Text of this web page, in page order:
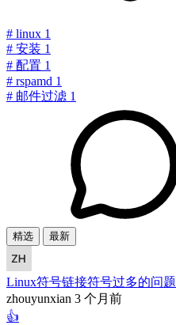
# linux 1
# 安装 1
# 配置 1
# rspamd 1
# 邮件过滤 1
精选 最新
Linux符号链接符号过多的问题
zhouyunxian 3 个月前
👍